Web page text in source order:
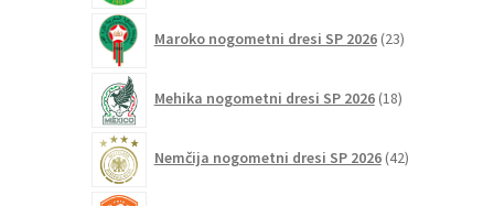
Maroko nogometni dresi SP 2026 23izdelkov
Mehika nogometni dresi SP 2026 18izdelkov
Nemčija nogometni dresi SP 2026 42izdelkov